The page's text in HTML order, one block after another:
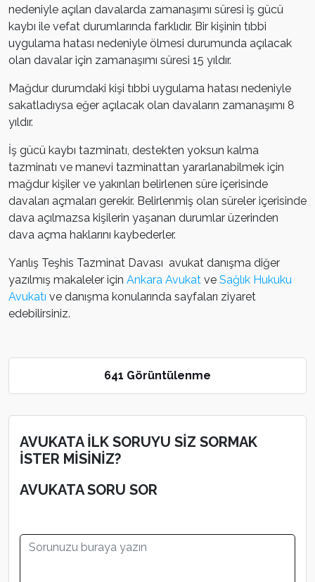
nedeniyle açılan davalarda zamanaşımı süresi iş gücü
kaybı ile vefat durumlarında farklıdır. Bir kişinin tıbbi
uygulama hatası nedeniyle ölmesi durumunda açılacak
olan davalar için zamanaşımı süresi 15 yıldır.
Mağdur durumdaki kişi tıbbi uygulama hatası nedeniyle
sakatladıysa eğer açılacak olan davaların zamanaşımı 8
yıldır.
İş gücü kaybı tazminatı, destekten yoksun kalma
tazminatı ve manevi tazminattan yararlanabilmek için
mağdur kişiler ve yakınları belirlenen süre içerisinde
davaları açmaları gerekir. Belirlenmiş olan süreler içerisinde
dava açılmazsa kişilerin yaşanan durumlar üzerinden
dava açma haklarını kaybederler.
Yanlış Teşhis Tazminat Davası avukat danışma diğer
yazılmış makaleler için Ankara Avukat ve Sağlık Hukuku
Avukatı ve danışma konularında sayfaları ziyaret
edebilirsiniz.
641 Görüntülenme
AVUKATA İLK SORUYU SİZ SORMAK
İSTER MİSİNİZ?
AVUKATA SORU SOR